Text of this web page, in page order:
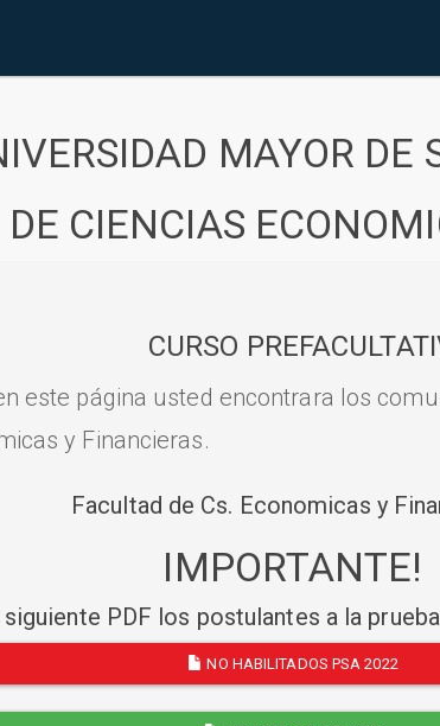
MAYOR DE
DE CIENCIAS
CURSO
este página usted encontrara los
y Financieras.
Facultad de Cs. Economicas y
IMPORTANTE!
PDF los postulantes a la
NO HABILITADOS PSA 2022